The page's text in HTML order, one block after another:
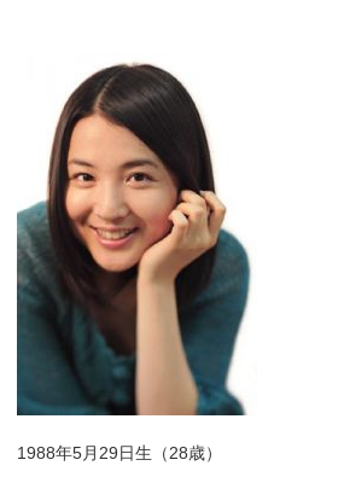
1988年5月29日生（28歳）